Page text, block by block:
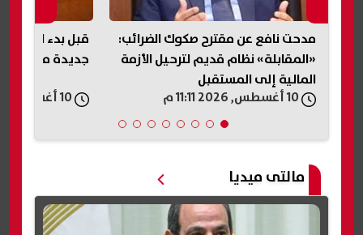
مدحت نافع عن مقترح صكوك الضرائب:
«المقابلة» نظام قديم لترحيل الأزمة
المالية إلى المستقبل
قبل بدء المرحلة
جديدة من وزير
مالتى ميديا